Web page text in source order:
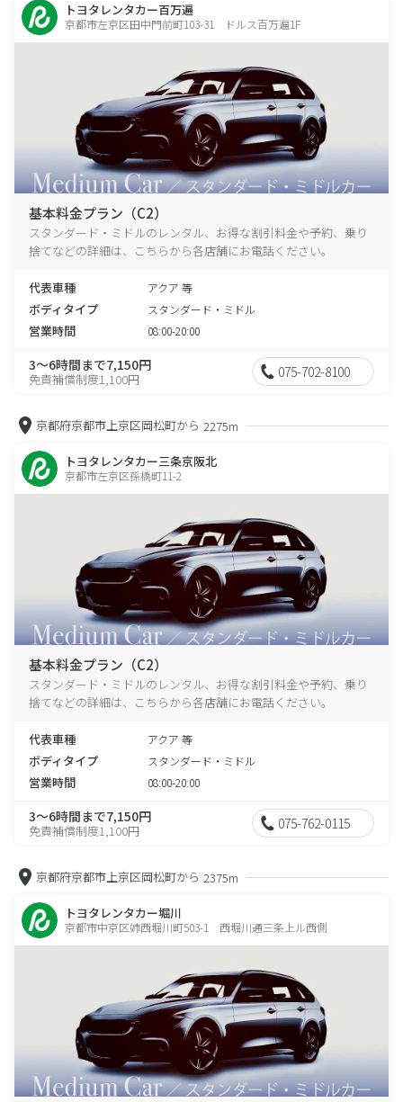
トヨタレンタカー百万遍
京都市左京区田中門前町103-31 ドルス百万遍1F
基本料金プラン（C2）
スタンダード・ミドルのレンタル、お得な割引料金や予約、乗り
捨てなどの詳細は、こちらから各店舗にお電話ください。
代表車種 アクア 等
ボディタイプ スタンダード・ミドル
営業時間 08:00-20:00
3～6時間まで7,150円
免責補償制度1,100円 075-702-8100
京都府京都市上京区岡松町から 2275m
トヨタレンタカー三条京阪北
京都市左京区孫橋町11-2
基本料金プラン（C2）
スタンダード・ミドルのレンタル、お得な割引料金や予約、乗り
捨てなどの詳細は、こちらから各店舗にお電話ください。
代表車種 アクア 等
ボディタイプ スタンダード・ミドル
営業時間 08:00-20:00
3～6時間まで7,150円
免責補償制度1,100円 075-762-0115
京都府京都市上京区岡松町から 2375m
トヨタレンタカー堀川
京都市中京区姉西堀川町503-1 西堀川通三条上ル西側